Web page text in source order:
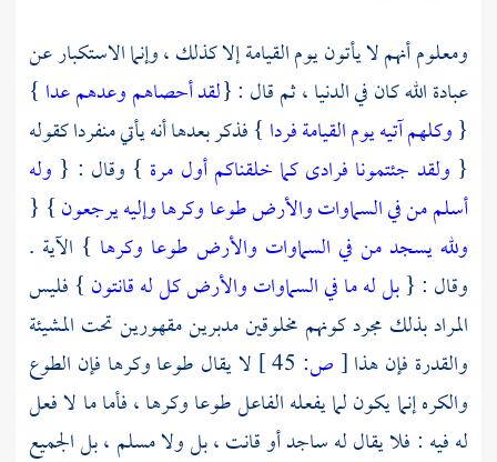
ومعلوم أنهم لا يأتون يوم القيامة إلا كذلك ، وإنما الاستكبار عن
عبادة الله كان في الدنيا ، ثم قال : {لقد أحصاهم وعدهم عدا }
{وكلهم آتيه يوم القيامة فردا } فذكر بعدها أنه يأتي منفردا كقوله
{ ولقد جئتمونا فرادى كما خلقناكم أول مرة } وقال : { وله
أسلم من في السماوات والأرض طوعا وكرها وإليه يرجعون} {
ولله يسجد من في السماوات والأرض طوعا وكرها } الآية .
وقال : {بل له ما في السماوات والأرض كل له قانتون } فليس
المراد بذلك مجرد كونهم مخلوقين مدبرين مقهورين تحت المشيئة
والقدرة فإن هذا[ص:
لا يقال طوعا وكرها فإن الطوع
والكره إنما يكون لما يفعله الفاعل طوعا وكرها ، فأما ما لا فعل
له فيه : فلا يقال له ساجد أو قانت ، بل ولا مسلم ، بل الجميع